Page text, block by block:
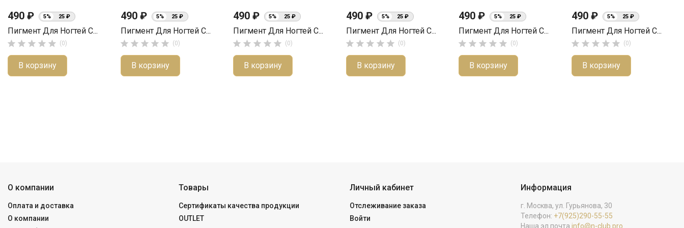
490 ₽ 5% 25 ₽
Пигмент Для Ногтей С...
     (0)
В корзину
490 ₽ 5% 25 ₽
Пигмент Для Ногтей С...
     (0)
В корзину
490 ₽ 5% 25 ₽
Пигмент Для Ногтей С...
     (0)
В корзину
490 ₽ 5% 25 ₽
Пигмент Для Ногтей С...
     (0)
В корзину
490 ₽ 5% 25 ₽
Пигмент Для Ногтей С...
     (0)
В корзину
490 ₽ 5% 25 ₽
Пигмент Для Ногтей С...
     (0)
В корзину
О компании
Оплата и доставка
О компании
Товары
Сертификаты качества продукции
OUTLET
Личный кабинет
Отслеживание заказа
Войти
Информация
г. Москва, ул. Гурьянова, 30
Телефон: +7(925)290-55-55
Наша эл.почта info@n-club.pro